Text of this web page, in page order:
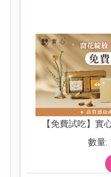
【免費試吃】實
數量: